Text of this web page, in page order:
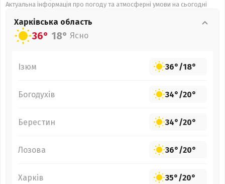
Актуальна інформація про погоду та атмосферні умови на сьогодні
Харківська область
36° 18° Ясно
Ізюм 36°/18°
Богодухів 34°/20°
Берестин 34°/20°
Лозова 36°/20°
Харків 35°/20°